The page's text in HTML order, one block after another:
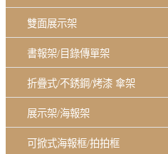
雙面展示架
書報架/目錄傳單架
折疊式/不銹鋼/烤漆 傘架
展示架/海報架
可掀式海報框/拍拍框